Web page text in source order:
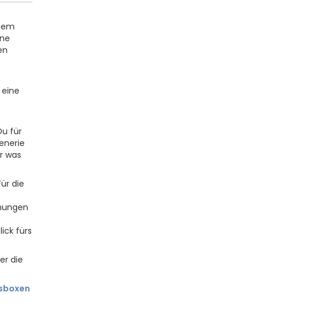
für
was
die
fürs
die